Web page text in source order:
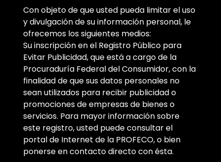
Con objeto de que usted pueda limitar el uso
y divulgación de su información personal, le
ofrecemos los siguientes medios:
Su inscripción en el Registro Público para
Evitar Publicidad, que está a cargo de la
Procuraduría Federal del Consumidor, con la
finalidad de que sus datos personales no
sean utilizados para recibir publicidad o
promociones de empresas de bienes o
servicios. Para mayor información sobre
este registro, usted puede consultar el
portal de Internet de la PROFECO, o bien
ponerse en contacto directo con ésta.